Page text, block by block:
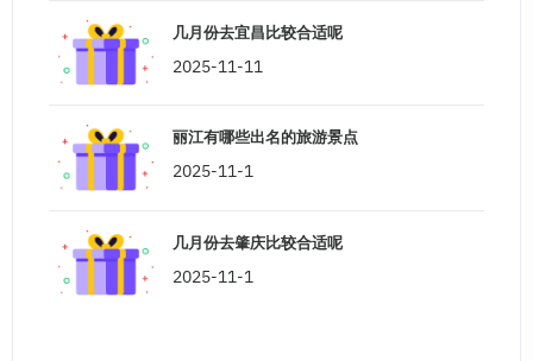
几月份去宜昌比较合适呢
2025-11-11
丽江有哪些出名的旅游景点
2025-11-1
几月份去肇庆比较合适呢
2025-11-1